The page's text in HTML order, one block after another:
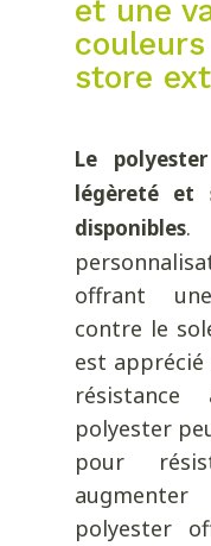
et une
store
Le
légèreté et
disponibles.
offrant
contre le
est
polyester
pour
polyester